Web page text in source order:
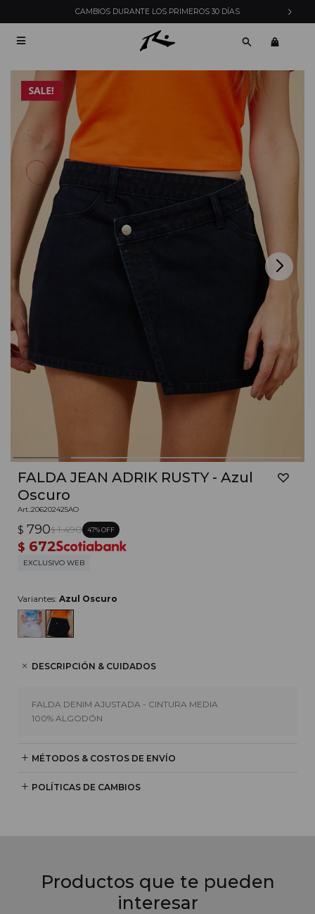
CAMBIOS DURANTE LOS PRIMEROS 30 DÍAS

FALDA JEAN ADRIK RUSTY - Azul
Oscuro
206202425AO
$ 790$ 1.490 47
$ 672
EXCLUSIVO WEB
Variantes: Azul Oscuro
DESCRIPCIÓN & CUIDADOS
FALDA DENIM AJUSTADA - CINTURA MEDIA
100% ALGODÓN
MÉTODOS & COSTOS DE ENVÍO
POLÍTICAS DE CAMBIOS
Productos que te pueden
interesar